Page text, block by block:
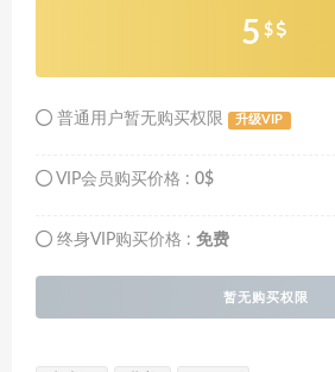
5 $
普通用户暂无购买权限 升级VIP
VIP会员购买价格 : 0$
终身VIP购买价格 : 免费
暂无购买权限